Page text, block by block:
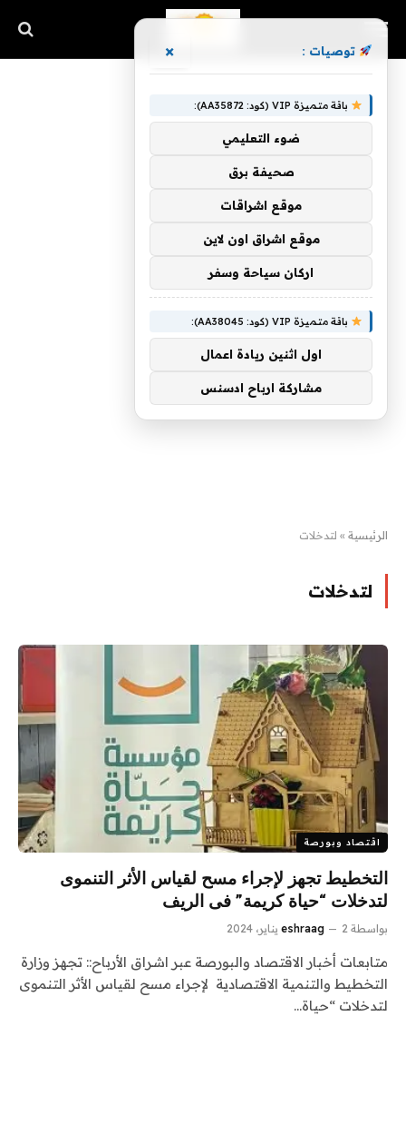
الرئيسية » لتدخلات
لتدخلات
اقتصاد وبورصة
التخطيط تجهز لإجراء مسح لقياس الأثر التنموى
لتدخلات “حياة كريمة” فى الريف
بواسطة eshraag 2 يناير، 2024
متابعات أخبار الاقتصاد والبورصة عبر اشراق الأرباح:: تجهز وزارة
التخطيط والتنمية الاقتصادية لإجراء مسح لقياس الأثر التنموى
لتدخلات “حياة…
توصيات : ×
باقة متميزة VIP (كود: AA35872):
ضوء التعليمي
صحيفة برق
موقع اشراقات
موقع اشراق اون لاين
اركان سياحة وسفر
باقة متميزة VIP (كود: AA38045):
اول اثنين ريادة اعمال
مشاركة ارباح ادسنس